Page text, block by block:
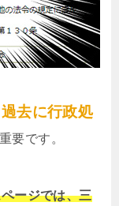
過去に行政処
要です。
ージでは、三